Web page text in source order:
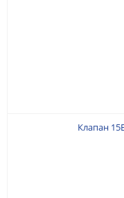
Клапан